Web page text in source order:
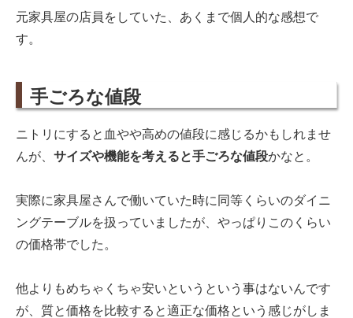
元家具屋の店員をしていた、あくまで個人的な感想で
す。
手ごろな値段
ニトリにすると血やや高めの値段に感じるかもしれませ
んが、 サイズや機能を考えると手ごろな値段かなと。
実際に家具屋さんで働いていた時に同等くらいのダイニ
ングテーブルを扱っていましたが、やっぱりこのくらい
の価格帯でした。
他よりもめちゃくちゃ安いというという事はないんです
が、質と価格を比較すると適正な価格という感じがしま